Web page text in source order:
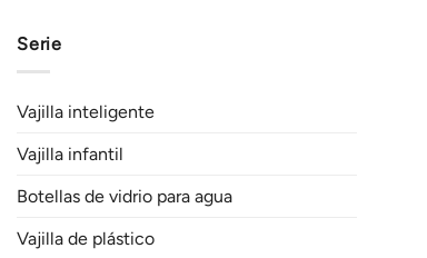
Serie
Vajilla inteligente
Vajilla infantil
Botellas de vidrio para agua
Vajilla de plástico